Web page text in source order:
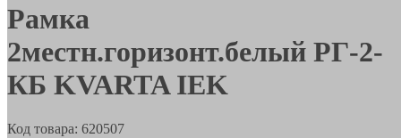
Рамка
2местн.горизонт.белый РГ-2-
КБ KVARTA IEK
Код товара: 620507